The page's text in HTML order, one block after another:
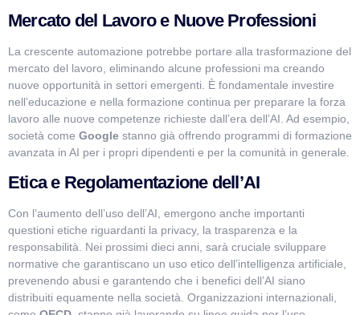
Mercato del Lavoro e Nuove Professioni
La crescente automazione potrebbe portare alla trasformazione del
mercato del lavoro, eliminando alcune professioni ma creando
nuove opportunità in settori emergenti. È fondamentale investire
nell’educazione e nella formazione continua per preparare la forza
lavoro alle nuove competenze richieste dall’era dell’AI. Ad esempio,
società come Google stanno già offrendo programmi di formazione
avanzata in AI per i propri dipendenti e per la comunità in generale.
Etica e Regolamentazione dell’AI
Con l’aumento dell’uso dell’AI, emergono anche importanti
questioni etiche riguardanti la privacy, la trasparenza e la
responsabilità. Nei prossimi dieci anni, sarà cruciale sviluppare
normative che garantiscano un uso etico dell’intelligenza artificiale,
prevenendo abusi e garantendo che i benefici dell’AI siano
distribuiti equamente nella società. Organizzazioni internazionali,